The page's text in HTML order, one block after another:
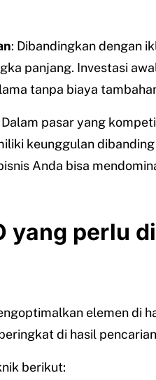
: Dibandingkan dengan
panjang. Investasi
tanpa biaya
Dalam pasar yang
keunggulan
Anda bisa
yang perlu
elemen di
di hasil
berikut: